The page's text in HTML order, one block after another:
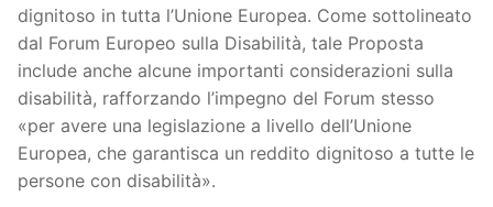
dignitoso in tutta l’Unione Europea. Come sottolineato
dal Forum Europeo sulla Disabilità, tale Proposta
include anche alcune importanti considerazioni sulla
disabilità, rafforzando l’impegno del Forum stesso
«per avere una legislazione a livello dell’Unione
Europea, che garantisca un reddito dignitoso a tutte le
persone con disabilità».